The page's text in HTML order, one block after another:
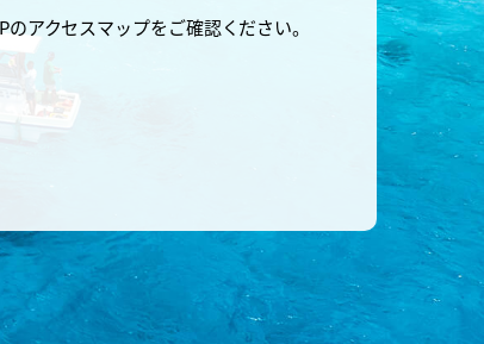
アクセスマップをご確認ください。